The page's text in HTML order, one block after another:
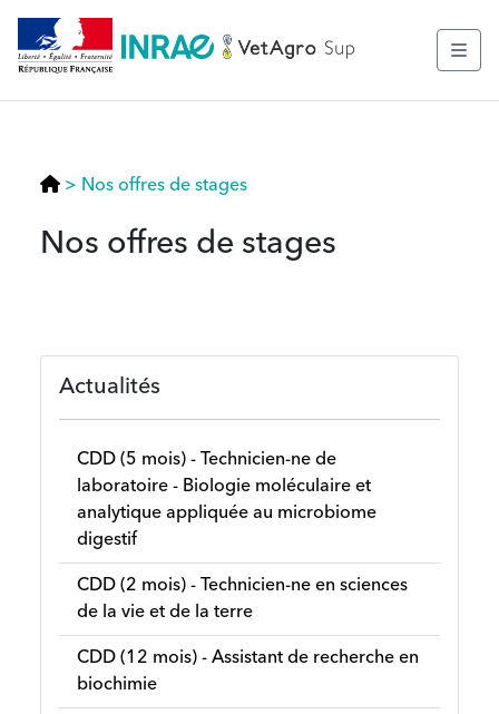
> Nos offres de stages
Nos offres de stages
Actualités
CDD (5 mois) - Technicien-ne de
laboratoire - Biologie moléculaire et
analytique appliquée au microbiome
digestif
CDD (2 mois) - Technicien-ne en sciences
de la vie et de la terre
CDD (12 mois) - Assistant de recherche en
biochimie